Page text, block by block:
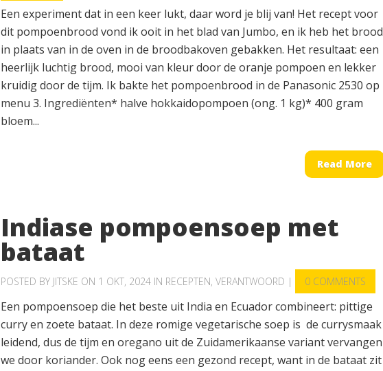
Een experiment dat in een keer lukt, daar word je blij van! Het recept voor
dit pompoenbrood vond ik ooit in het blad van Jumbo, en ik heb het brood
in plaats van in de oven in de broodbakoven gebakken. Het resultaat: een
heerlijk luchtig brood, mooi van kleur door de oranje pompoen en lekker
kruidig door de tijm. Ik bakte het pompoenbrood in de Panasonic 2530 op
menu 3. Ingrediënten* halve hokkaidopompoen (ong. 1 kg)* 400 gram
bloem...
Read More
Indiase pompoensoep met
bataat
POSTED BY JITSKE ON 1 OKT, 2024 IN RECEPTEN, VERANTWOORD | 0 COMMENTS
Een pompoensoep die het beste uit India en Ecuador combineert: pittige
curry en zoete bataat. In deze romige vegetarische soep is de currysmaak
leidend, dus de tijm en oregano uit de Zuidamerikaanse variant vervangen
we door koriander. Ook nog eens een gezond recept, want in de bataat zit